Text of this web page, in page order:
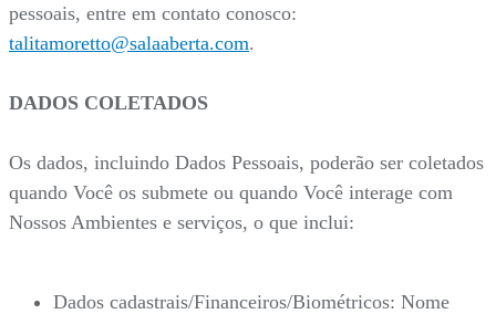
pessoais, entre em contato conosco:
talitamoretto@salaaberta.com.
DADOS COLETADOS
Os dados, incluindo Dados Pessoais, poderão ser coletados
quando Você os submete ou quando Você interage com
Nossos Ambientes e serviços, o que inclui:
Dados cadastrais/Financeiros/Biométricos: Nome